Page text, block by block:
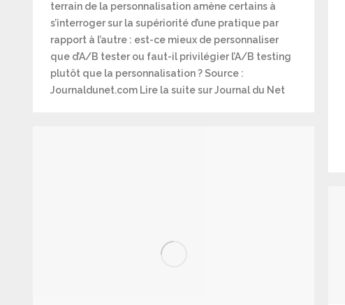
terrain de la personnalisation amène certains à
s’interroger sur la supériorité d’une pratique par
rapport à l’autre : est-ce mieux de personnaliser
que d’A/B tester ou faut-il privilégier l’A/B testing
plutôt que la personnalisation ? Source :
Journaldunet.com Lire la suite sur Journal du Net